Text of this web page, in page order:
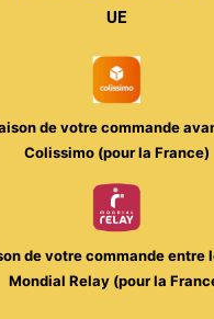
UE
de votre commande
Colissimo (pour la France)
de votre commande entre
Mondial Relay (pour la